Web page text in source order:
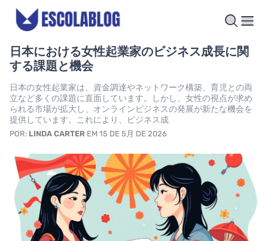
日本における女性起業家のビジネス成長に関
する課題と機会
日本の女性起業家は、資金調達やネットワーク構築、育児との両
立など多くの課題に直面しています。しかし、女性の視点が求め
られる市場が拡大し、オンラインビジネスの発展が新たな機会を
提供しています。これにより、ビジネス成
POR: LINDA CARTER EM 15 DE 5月 DE 2026